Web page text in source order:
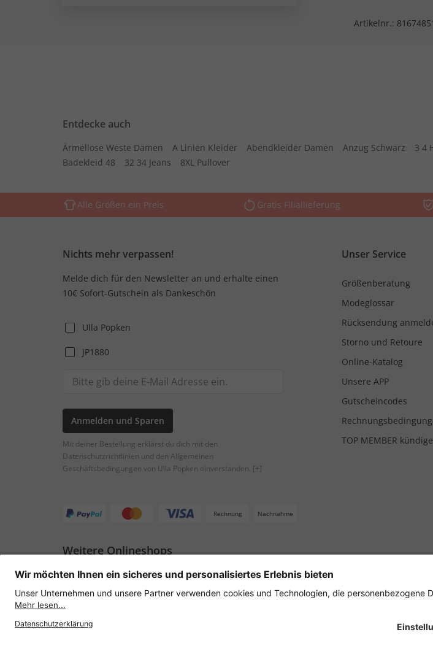
Artikelnr.:
Entdecke auch
Ärmellose Weste Damen A Linien Kleider Abendkleider Damen Anzug Schwarz 3 4
Badekleid 48
32 34 Jeans 8XL Pullover
Alle Größen ein Preis Gratis Filiallieferung
Nichts mehr verpassen!
Melde dich für den Newsletter an und erhalte einen
10€ Sofort-Gutschein als Dankeschön
Ulla Popken
JP1880
Anmelden und Sparen
Mit deiner Bestellung erklärst du dich mit den
Datenschutzrichtlinien und den Allgemeinen
Geschäftsbedingungen von Ulla Popken einverstanden. [+]
Unser Service
Größenberatung
Modeglossar
Rücksendung
Storno und Retoure
Online-Katalog
Unsere APP
Gutscheincodes
TOP MEMBER
Rechnung Nachnahme
Weitere Onlineshops
Österreich